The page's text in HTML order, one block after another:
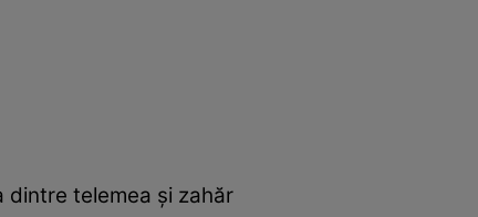
telemea și zahăr